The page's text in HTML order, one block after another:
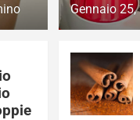
Gennaio 25,